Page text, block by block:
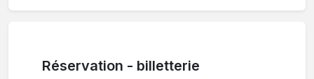
Réservation - billetterie